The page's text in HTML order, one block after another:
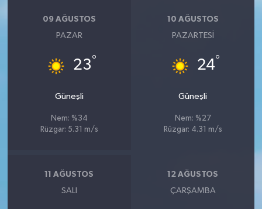
09 AĞUSTOS
PAZAR
23°
Güneşli
Nem: %34
Rüzgar: 5.31 m/s
10 AĞUSTOS
PAZARTESI
24°
Güneşli
Nem: %27
Rüzgar: 4.31 m/s
11 AĞUSTOS
SALI
12 AĞUSTOS
ÇARŞAMBA